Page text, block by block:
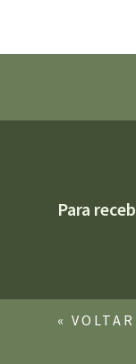
Para
« VOLTAR